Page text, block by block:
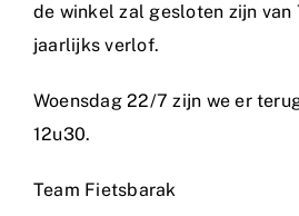
de winkel zal gesloten zijn van
jaarlijks verlof.
Woensdag 22/7 zijn we er
12u30.
Team Fietsbarak